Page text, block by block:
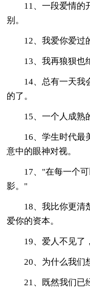
11、一段爱情的
别。
12、我爱你爱过
13、我再狼狈也
14、总有一天我
的了。
15、一个人成熟
16、学生时代最
意中的眼神对视。
17、"在每一个
影。"
18、我比你更清
爱你的资本。
19、爱人不见了
20、为什么我们
21、既然我们已